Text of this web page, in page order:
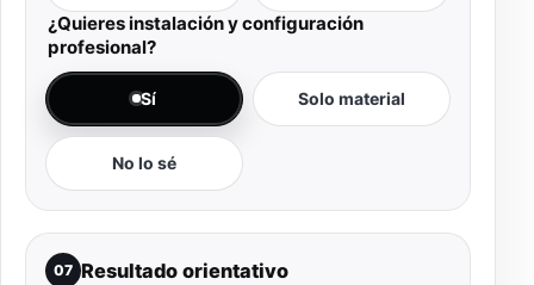
¿Quieres instalación y configuración
profesional?
Sí Solo material
No lo sé
07 Resultado orientativo